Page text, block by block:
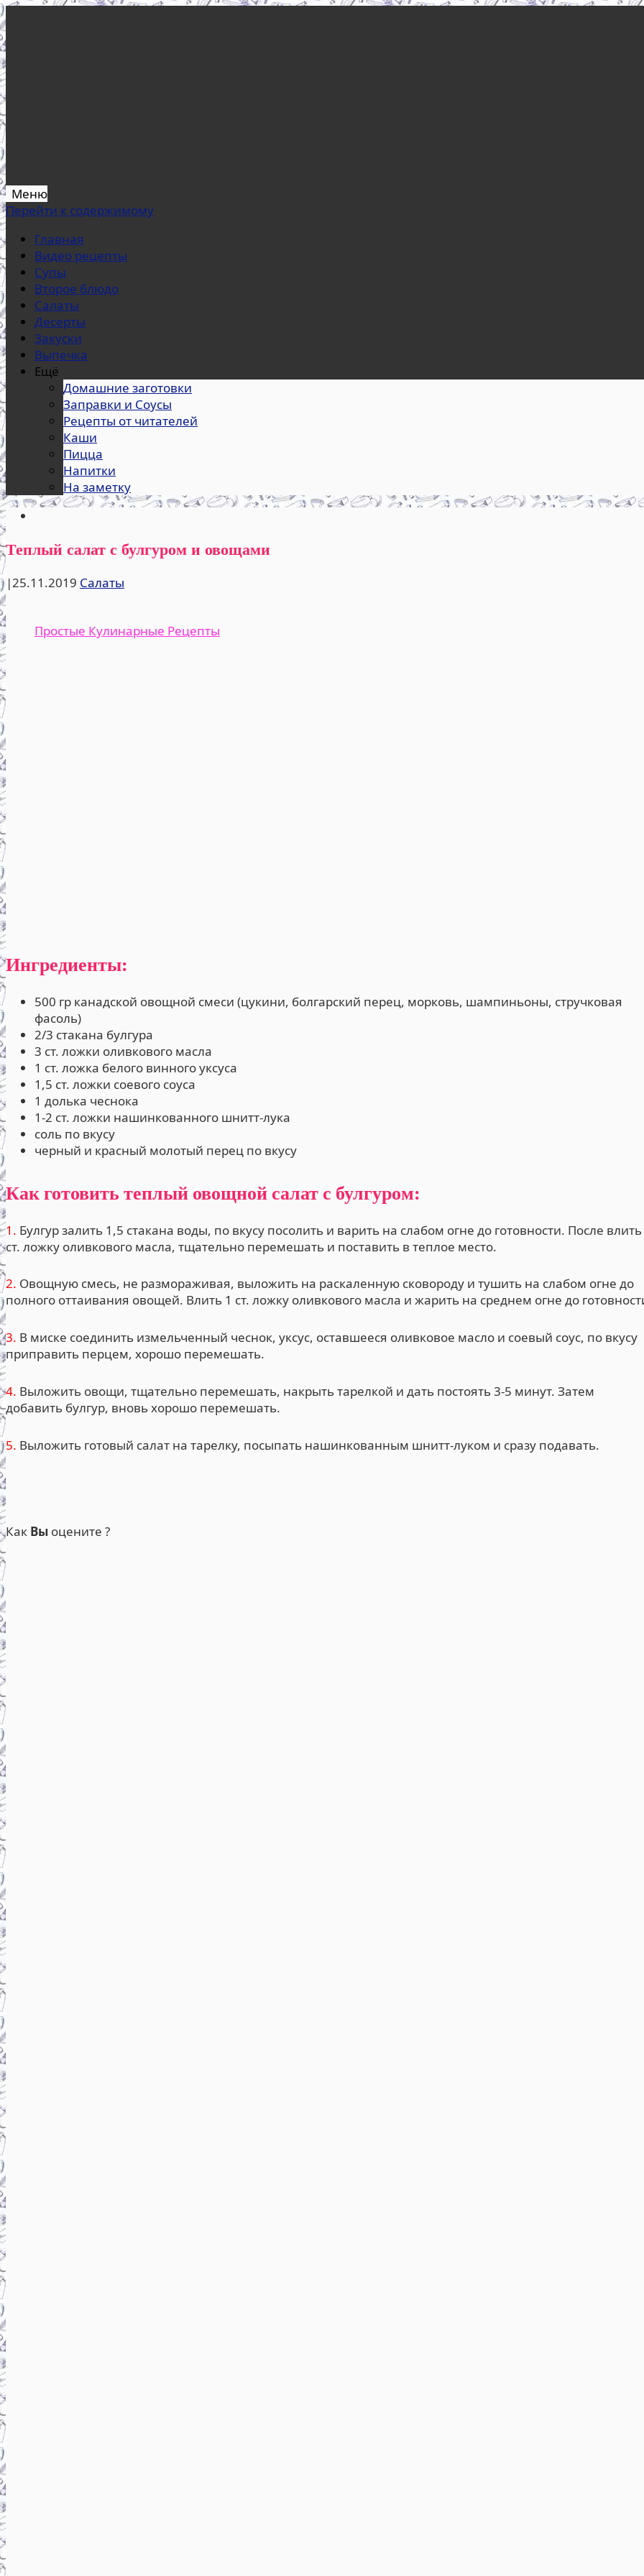
Простые Кулинарные Рецепты
Меню
Перейти к содержимому
Главная
Видео рецепты
Супы
Второе блюдо
Салаты
Десерты
Закуски
Выпечка
Ещё
Домашние заготовки
Заправки и Соусы
Рецепты от читателей
Каши
Пицца
Напитки
На заметку
Теплый салат с булгуром и овощами
|25.11.2019 Салаты
Ингредиенты:
500 гр канадской овощной смеси (цукини, болгарский перец, морковь, шампиньоны, стручковая
фасоль)
2/3 стакана булгура
3 ст. ложки оливкового масла
1 ст. ложка белого винного уксуса
1,5 ст. ложки соевого соуса
1 долька чеснока
1-2 ст. ложки нашинкованного шнитт-лука
соль по вкусу
черный и красный молотый перец по вкусу
Как готовить теплый овощной салат с булгуром:
1. Булгур залить 1,5 стакана воды, по вкусу посолить и варить на слабом огне до готовности. После
ст. ложку оливкового масла, тщательно перемешать и поставить в теплое место.
2. Овощную смесь, не размораживая, выложить на раскаленную сковороду и тушить на слабом огне до
полного оттаивания овощей. Влить 1 ст. ложку оливкового масла и жарить на среднем огне до
3. В миске соединить измельченный чеснок, уксус, оставшееся оливковое масло и соевый соус, по вкусу
приправить перцем, хорошо перемешать.
4. Выложить овощи, тщательно перемешать, накрыть тарелкой и дать постоять 3-5 минут. Затем
добавить булгур, вновь хорошо перемешать.
5. Выложить готовый салат на тарелку, посыпать нашинкованным шнитт-луком и сразу подавать.
Как Вы оцените ?